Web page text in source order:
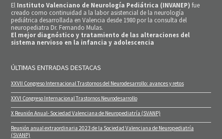
El Instituto Valenciano de Neurología Pediátrica (INVANEP) fue
creado como continuidad a la labor asistencial de la neurología
pediátrica desarrollada en Valencia desde 1980 por la consulta del
neuropediatra Dr. Fernando Mulas.
El mejor diagnóstico y tratamiento de las alteraciones del
sistema nervioso en la infancia y adolescencia
ÚLTIMAS ENTRADAS DESTACAS
XXVII Congreso Internacional Trastornos del Neurodesarrollo: avances y retos
XXVI Congreso Internacional Trastornos Neurodesarrollo
X Reunión Anual- Sociedad Valenciana de Neuropediatría (SVANP)
Reunión anual extraordinaria 2023 de la Sociedad Valenciana de Neuropediatría
(SVANP)